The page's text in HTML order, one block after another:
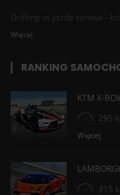
Drifting vs jazda torowa -
Więcej
RANKING
KTM X-
295
Więcej
315